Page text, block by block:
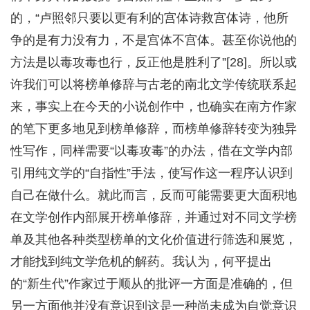
的，“卢照邻只要以更有利的宫体诗救宫体诗，他所
争的是有力没有力，不是宫体不宫体。甚至你说他的
方法是以毒攻毒也行，反正他是胜利了”[28]。所以或
许我们可以将榜单修辞与古老的南北文学传统联系起
来，事实上在今天的小说创作中，也确实在南方作家
的笔下更多地见到榜单修辞，而榜单修辞转变为独异
性写作，同样需要“以毒攻毒”的办法，借在文学内部
引用纯文学的“自指性”手法，使写作这一程序认识到
自己在做什么。就此而言，反而可能需要更大面积地
在文学创作内部展开榜单修辞，并通过对不同文学榜
单及其他各种类型榜单的文化价值进行筛选和展览，
才能找到纯文学危机的解药。我认为，何平提出
的“新生代”作家过于顺从的批评一方面是准确的，但
另一方面他并没有意识到这是一种尚未成为自觉意识